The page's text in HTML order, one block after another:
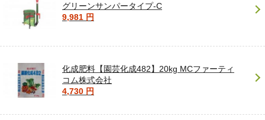
グリーンサンパータイプ-C
9,981 円
化成肥料【園芸化成482】20kg MCファーティ
コム株式会社
4,730 円